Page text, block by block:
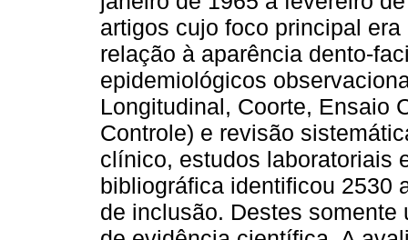
artigos cujo foco principal
relação à aparência dento-
epidemiológicos
Longitudinal, Coorte, Ensaio
Controle) e revisão
clínico, estudos laboratoriais
bibliográfica identificou 2530
de inclusão. Destes